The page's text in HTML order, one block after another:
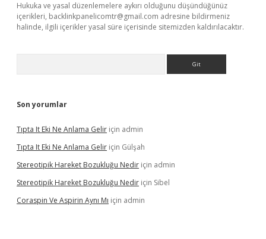
Hukuka ve yasal düzenlemelere aykırı olduğunu düşündüğünüz
içerikleri, backlinkpanelicomtr@gmail.com adresine bildirmeniz
halinde, ilgili içerikler yasal süre içerisinde sitemizden kaldırılacaktır.
Son yorumlar
Tıpta It Eki Ne Anlama Gelir için admin
Tıpta It Eki Ne Anlama Gelir için Gülşah
Stereotipik Hareket Bozukluğu Nedir için admin
Stereotipik Hareket Bozukluğu Nedir için Sibel
Coraspin Ve Aspirin Aynı Mı için admin